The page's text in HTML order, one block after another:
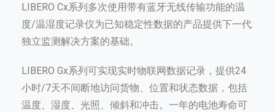
LIBERO Cx系列多次使用带有蓝牙无线传输功能的温
度/温湿度记录仪为已知稳定性数据的产品提供下一代
独立监测解决方案的基础。
LIBERO Gx系列可实现实时物联网数据记录，提供24
小时/7天不间断地访问货物、位置和状态数据，包括
温度、湿度、光照、倾斜和冲击。一年的电池寿命可